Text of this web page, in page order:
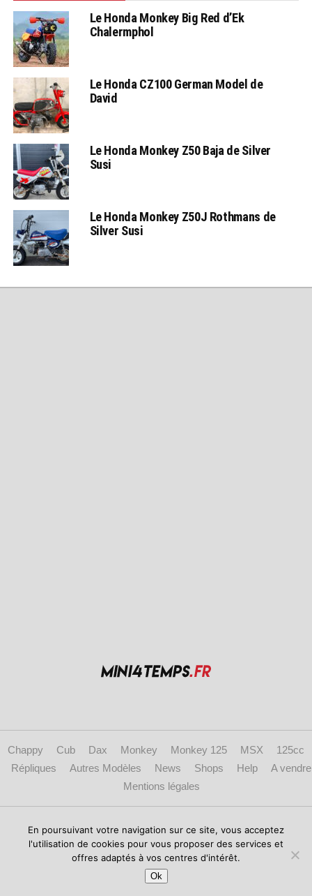
Le Honda Monkey Big Red d’Ek
Chalermphol
Le Honda CZ100 German Model de
David
Le Honda Monkey Z50 Baja de Silver
Susi
Le Honda Monkey Z50J Rothmans de
Silver Susi
Chappy Cub Dax Monkey Monkey 125 MSX
125cc
Répliques
Autres Modèles News Shops Help
A vendre
Mentions légales
Copyright © 2017 mini4temps.fr - Le site des fans de Honda Dax, Monkey et
répliques.
En poursuivant votre navigation sur ce site, vous acceptez
l'utilisation de cookies pour vous proposer des services et
offres adaptés à vos centres d'intérêt.
Ok